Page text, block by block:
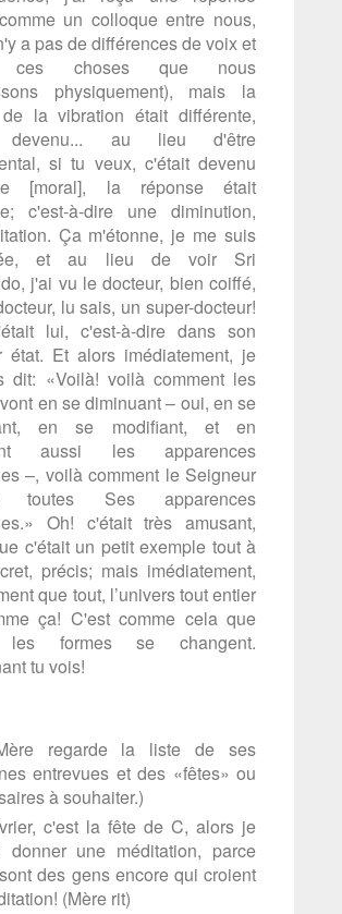
un colloque entre nous,
a pas de différences de voix et
ces choses que nous
physiquement), mais la
la vibration était différente,
devenu... au lieu d'être
si tu veux, c'était devenu
[moral], la réponse était
c'est-à-dire une diminution,
Ça m'étonne, je me suis
et au lieu de voir Sri
j'ai vu le docteur, bien coiffé,
lu sais, un super-docteur!
lui, c'est-à-dire dans son
état. Et alors imédiatement, je
dit: «Voilà! voilà comment les
en se diminuant – oui, en se
en se modifiant, et en
aussi les apparences
–, voilà comment le Seigneur
toutes Ses apparences
Oh! c'était très amusant,
c'était un petit exemple tout à
précis; mais imédiatement,
que tout, l’univers tout entier
ça! C'est comme cela que
les formes se changent.
tu vois!
regarde la liste de ses
entrevues et des «fêtes» ou
à souhaiter.)
c'est la fête de C, alors je
une méditation, parce
des gens encore qui croient
(Mère rit)